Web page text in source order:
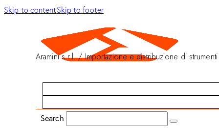
Skip to contentSkip to footer
Aramini s.r.l. / Importazione e distribuzione di strumenti
Search